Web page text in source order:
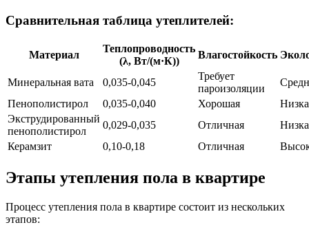
Сравнительная таблица утеплителей:
Материал
Теплопроводность
(λ, Вт/(м·К))
Влагостойкость
Минеральная вата 0,035-0,045
Требует
пароизоляции
Пенополистирол
0,035-0,040 Хорошая
Экструдированный
пенополистирол
0,029-0,035 Отличная
Керамзит
0,10-0,18 Отличная
Этапы утепления пола в квартире
Процесс утепления пола в квартире состоит из нескольких
этапов: